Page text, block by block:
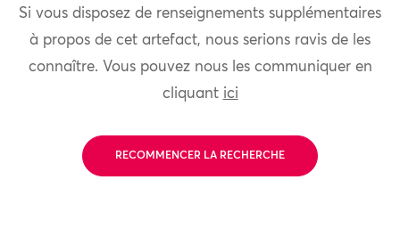
Si vous disposez de renseignements supplémentaires
à propos de cet artefact, nous serions ravis de les
connaître. Vous pouvez nous les communiquer en
cliquant ici
RECOMMENCER LA RECHERCHE